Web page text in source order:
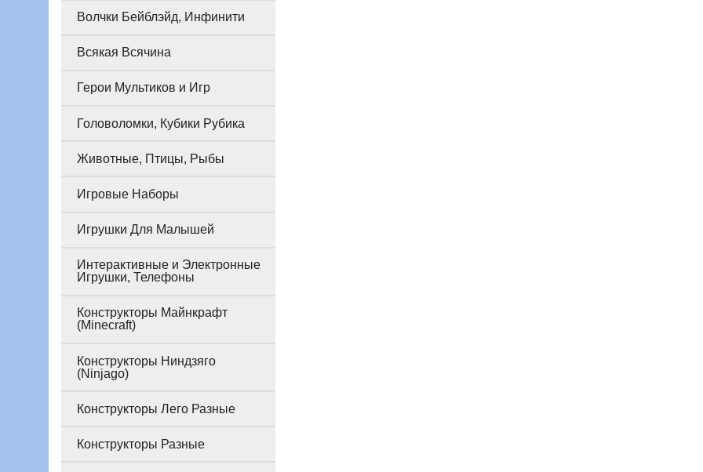
Волчки Бейблэйд, Инфинити
Всякая Всячина
Герои Мультиков и Игр
Головоломки, Кубики Рубика
Животные, Птицы, Рыбы
Игровые Наборы
Игрушки Для Малышей
Интерактивные и Электронные
Игрушки, Телефоны
Конструкторы Майнкрафт
(Minecraft)
Конструкторы Ниндзяго
(Ninjago)
Конструкторы Лего Разные
Конструкторы Разные